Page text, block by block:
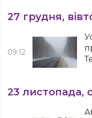
27 грудня,
09:12
23 листопада,